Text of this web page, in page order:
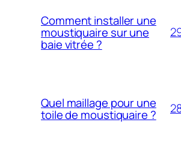
Comment installer une
moustiquaire sur une
baie vitrée ?
Quel maillage pour une
toile de moustiquaire ?